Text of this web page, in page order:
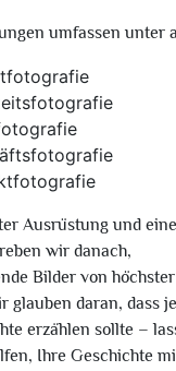
umfassen unter
Ausrüstung und
wir danach,
Bilder von
glauben daran, dass
erzählen sollte –
Ihre Geschichte